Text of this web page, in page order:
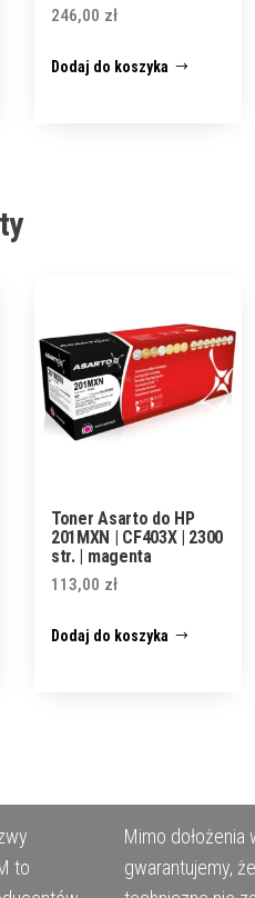
246,00 zł
Dodaj do koszyka
Toner Asarto do HP
201MXN | CF403X | 2300
str. | magenta
113,00 zł
Dodaj do koszyka
to
Mimo dołożenia
gwarantujemy,